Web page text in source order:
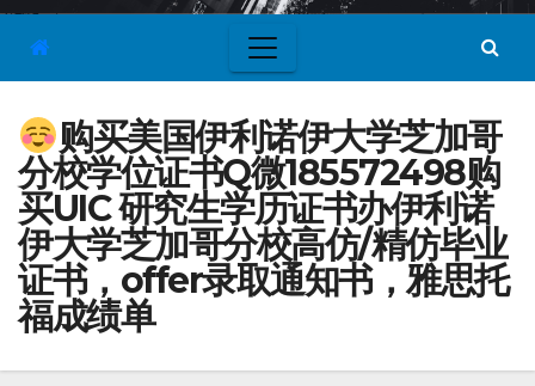
购买美国伊利诺伊大学芝加哥
分校学位证书Q微185572498购
买UIC 研究生学历证书办伊利诺
伊大学芝加哥分校高仿/精仿毕业
证书，offer录取通知书，雅思托
福成绩单